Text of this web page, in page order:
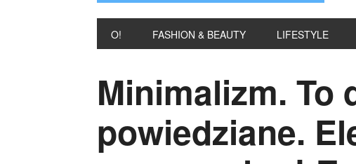
O! FASHION & BEAUTY LIFESTYLE
Minimalizm. To
powiedziane.